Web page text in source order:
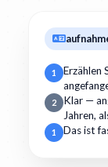
1
Erzählen
2
Klar —
Jahren,
1 Das ist